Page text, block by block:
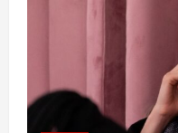
den